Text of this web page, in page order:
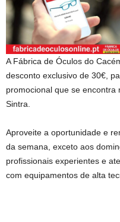
A Fábrica de Óculos do
desconto exclusivo de 30€,
promocional que se
Sintra.
Aproveite a oportunidade e
da semana, exceto aos
profissionais experientes e
com equipamentos de alta